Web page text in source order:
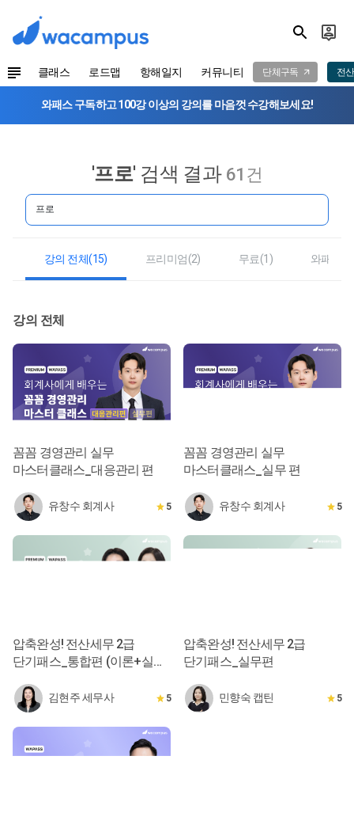
클래스 로드맵 항해일지 커뮤니티 단체구독 전
와패스 구독하고 100강 이상의 강의를 마음껏 수강해보세요!
'프로' 검색 결과 61건
강의 전체(15) 프리미엄(2) 무료(1) 와패스
강의 전체
꼼꼼 경영관리 실무
마스터클래스_대응관리 편
유창수 회계사 5
꼼꼼 경영관리 실무
마스터클래스_실무 편
유창수 회계사 5
압축완성! 전산세무 2급
단기패스_통합편 (이론+실무
김현주 세무사 5
압축완성! 전산세무 2급
단기패스_실무편
민향숙 캡틴 5